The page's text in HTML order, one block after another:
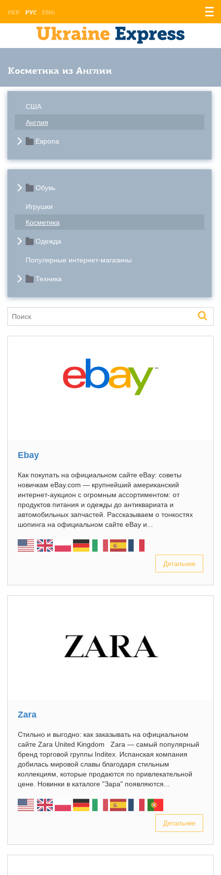
УКР РУС ENG
Косметика из Англии
США
Англия
Европа
Обувь
Игрушки
Косметика
Одежда
Популярные интернет-магазины
Техника
Ebay
Как покупать на официальном сайте eBay: советы
новичкам eBay.com — крупнейший американский
интернет-аукцион с огромным ассортиментом: от
продуктов питания и одежды до антиквариата и
автомобильных запчастей. Рассказываем о тонкостях
шопинга на официальном сайте eBay и...
Детальнее
Zara
Стильно и выгодно: как заказывать на официальном
сайте Zara United Kingdom Zara — самый популярный
бренд торговой группы Inditex. Испанская компания
добилась мировой славы благодаря стильным
коллекциям, которые продаются по привлекательной
цене. Новинки в каталоге "Зара" появляются...
Детальнее